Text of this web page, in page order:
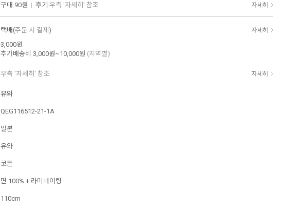
구매 90원 | 후기 우측 '자세히' 참조 자세히
택배(주문 시 결제 ) 자세히
3,000원
추가배송비 3,000원~10,000원 (지역별)
우측 '자세히' 참조 자세히
유와
QEG116512-21-1A
일본
유와
코튼
면 100% + 라미네이팅
110cm